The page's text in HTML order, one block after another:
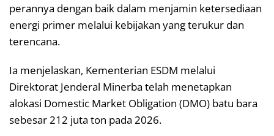
perannya dengan baik dalam menjamin ketersediaan
energi primer melalui kebijakan yang terukur dan
terencana.
Ia menjelaskan, Kementerian ESDM melalui
Direktorat Jenderal Minerba telah menetapkan
alokasi Domestic Market Obligation (DMO) batu bara
sebesar 212 juta ton pada 2026.